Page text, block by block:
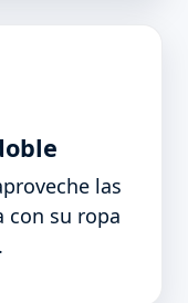
las
con su ropa